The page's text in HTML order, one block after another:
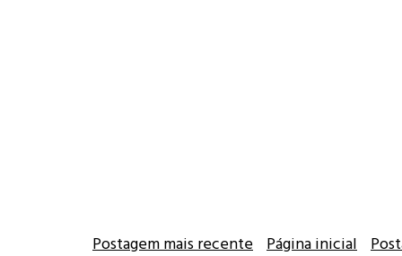
Postagem mais recente Página inicial